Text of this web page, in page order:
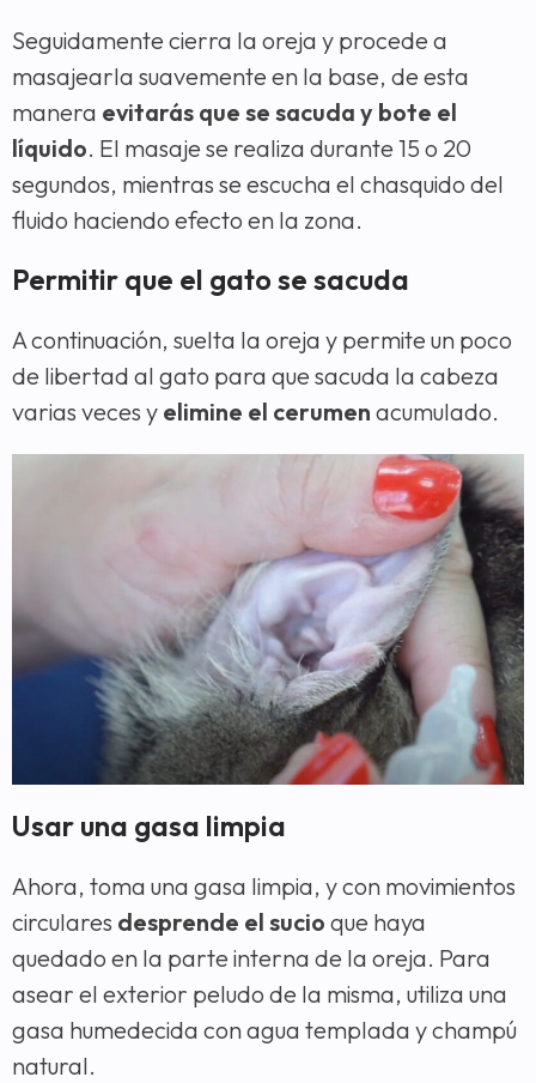
Seguidamente cierra la oreja y procede a
masajearla suavemente en la base, de esta
manera evitarás que se sacuda y bote el
líquido. El masaje se realiza durante 15 o 20
segundos, mientras se escucha el chasquido del
fluido haciendo efecto en la zona.
Permitir que el gato se sacuda
A continuación, suelta la oreja y permite un poco
de libertad al gato para que sacuda la cabeza
varias veces y elimine el cerumen acumulado.
Usar una gasa limpia
Ahora, toma una gasa limpia, y con movimientos
circulares desprende el sucio que haya
quedado en la parte interna de la oreja. Para
asear el exterior peludo de la misma, utiliza una
gasa humedecida con agua templada y champú
natural.